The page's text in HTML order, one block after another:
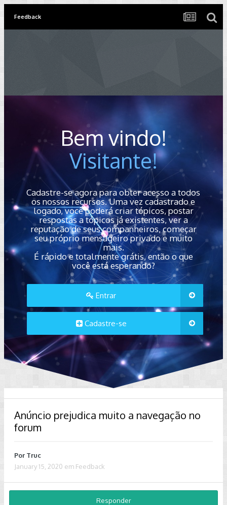
Feedback
Bem vindo!
Visitante!
Cadastre-se agora para obter acesso a todos
os nossos recursos. Uma vez cadastrado e
logado, você poderá criar tópicos, postar
respostas a tópicos já existentes, ver a
reputação de seus companheiros, começar
seu próprio mensageiro privado e muito
mais.
É rápido e totalmente grátis, então o que
você está esperando?
Entrar
Cadastre-se
Anúncio prejudica muito a navegação no
forum
Por Truc
January 15, 2020 em Feedback
Responder